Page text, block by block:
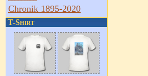
Chronik 1895-2020
T-Shirt